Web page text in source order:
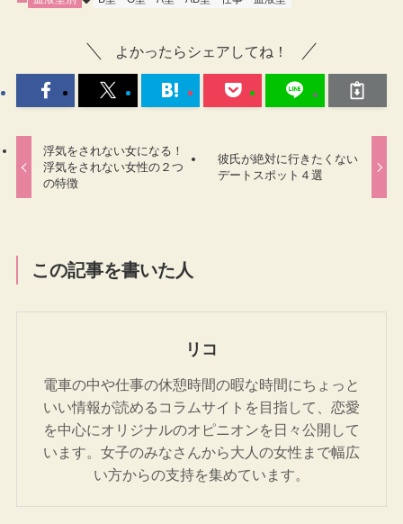
よかったらシェアしてね！
浮気をされない女になる！
浮気をされない女性の２つ
の特徴
彼氏が絶対に行きたくない
デートスポット４選
この記事を書いた人
リコ
電車の中や仕事の休憩時間の暇な時間にちょっと
いい情報が読めるコラムサイトを目指して、恋愛
を中心にオリジナルのオピニオンを日々公開して
います。女子のみなさんから大人の女性まで幅広
い方からの支持を集めています。